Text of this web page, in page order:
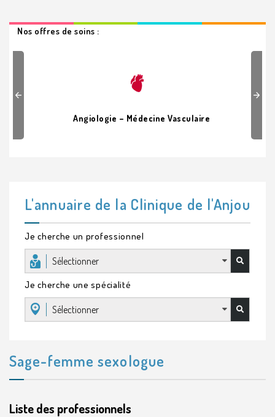
Nos offres de soins :
Previous
Angiologie – Médecine Vasculaire
Next
L'annuaire de la Clinique de l'Anjou
Je cherche un professionnel
Sélectionner
Je cherche une spécialité
Sélectionner
Sage-femme sexologue
Liste des professionnels